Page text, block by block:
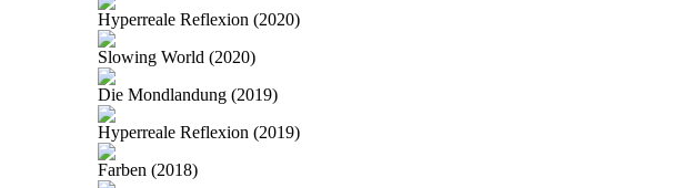
Hyperreale Reflexion (2020)
Slowing World (2020)
Die Mondlandung (2019)
Hyperreale Reflexion (2019)
Farben (2018)